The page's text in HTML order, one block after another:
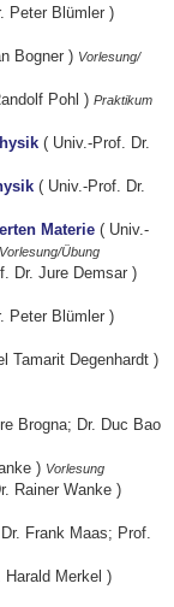
Peter Blümler )
Bogner ) Vorlesung/
Pohl )Praktikum
( Univ.-Prof. Dr.
( Univ.-Prof. Dr.
Materie( Univ.-
Vorlesung/Übung
Dr. Jure Demsar )
Peter Blümler )
Tamarit Degenhardt )
Brogna; Dr. Duc Bao
) Vorlesung
Rainer Wanke )
Frank Maas; Prof.
Harald Merkel )